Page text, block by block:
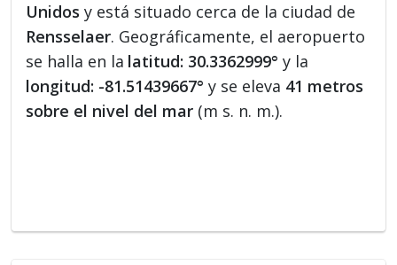
Unidos y está situado cerca de la ciudad de
Rensselaer. Geográficamente, el aeropuerto
se halla en la latitud: 30.3362999° y la
longitud: -81.51439667° y se eleva 41 metros
sobre el nivel del mar (m s. n. m.).